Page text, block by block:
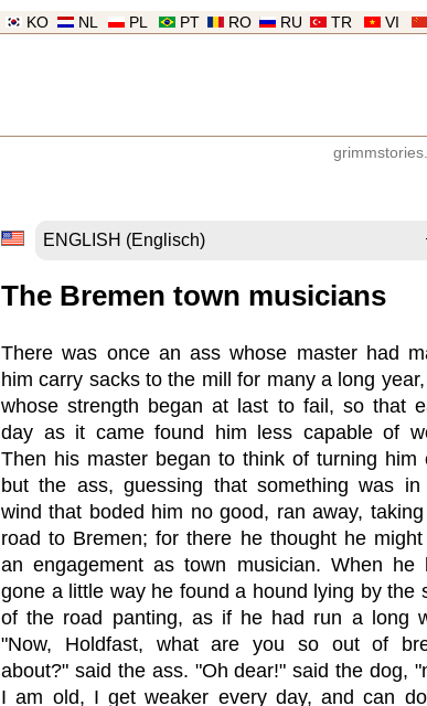
VI
TR
RU
RO
PT
PL
NL
KO
The Bremen town musicians
There was once an ass whose master had
him carry sacks to the mill for many a long
whose strength began at last to fail, so that
day as it came found him less capable of
Then his master began to think of turning him
but the ass, guessing that something was in
wind that boded him no good, ran away,
road to Bremen; for there he thought he
an engagement as town musician. When he
gone a little way he found a hound lying by the
of the road panting, as if he had run a long
"Now, Holdfast, what are you so out of
about?" said the ass. "Oh dear!" said the dog,
I am old, I get weaker every day, and can